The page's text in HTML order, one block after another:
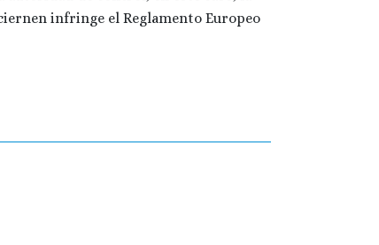
infringe el Reglamento Europeo